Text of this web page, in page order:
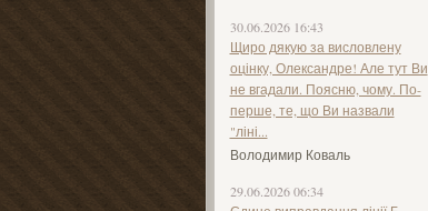
30.06.2026 16:43
Щиро дякую за висловлену
оцінку, Олександре! Але тут Ви
не вгадали. Поясню, чому. По-
перше, те, що Ви назвали
"ліні...
Володимир Коваль
29.06.2026 06:34